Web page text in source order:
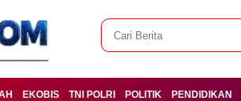
EKOBIS TNI POLRI POLITIK PENDIDIKAN